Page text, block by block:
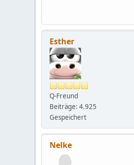
Esther
Q-Freund
Beiträge: 4.925
Gespeichert
Nelke